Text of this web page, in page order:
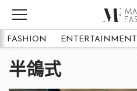
FASHION ENTERTAINMENT
半鴿式